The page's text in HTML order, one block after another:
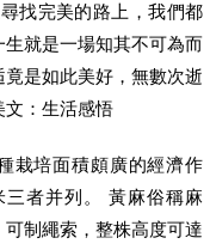
找完美的路上，我們都
就是一場知其不可為而
是如此美好，無數次逝
文：生活感悟
栽培面積頗廣的經濟作
者并列。 黃麻俗稱麻
制繩索，整株高度可達